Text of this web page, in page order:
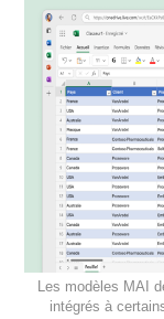
Les modèles MAI
intégrés à